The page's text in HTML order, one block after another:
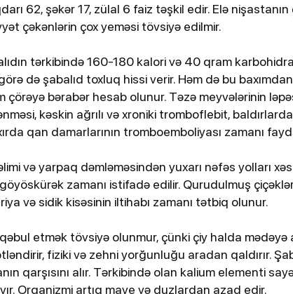
62, şəkər 17, zülal 6 faiz təşkil edir. Elə
çəkənlərin çox yeməsi tövsiyə edilmir.
tərkibində 160-180 kalori və 40 qram
də şabalıd toxluq hissi verir. Həm də bu
çörəyə bərabər hesab olunur. Təzə meyvələrinin
kəskin ağrılı və xroniki tromboflebit,
qan damarlarının tromboemboliyası zamanı
və yarpaq dəmləməsindən yuxarı nəfəs yolları
zamanı istifadə edilir. Qurudulmuş
və sidik kisəsinin iltihabı zamanı tətbiq olunur.
etmək tövsiyə olunmur, çünki çiy halda mədəyə
fiziki və zehni yorğunluğu aradan qaldırır.
qarşısını alır. Tərkibində olan kalium elementi
Orqanizmi artıq maye və duzlardan azad edir.